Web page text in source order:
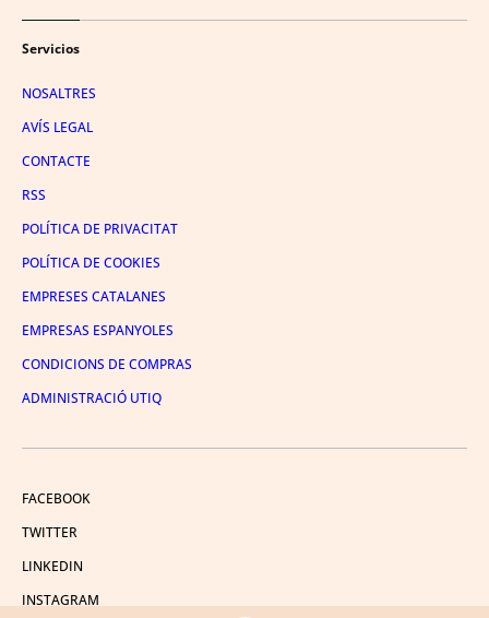
Servicios
NOSALTRES
AVÍS LEGAL
CONTACTE
RSS
POLÍTICA DE PRIVACITAT
POLÍTICA DE COOKIES
EMPRESES CATALANES
EMPRESAS ESPANYOLES
CONDICIONS DE COMPRAS
ADMINISTRACIÓ UTIQ
FACEBOOK
TWITTER
LINKEDIN
INSTAGRAM